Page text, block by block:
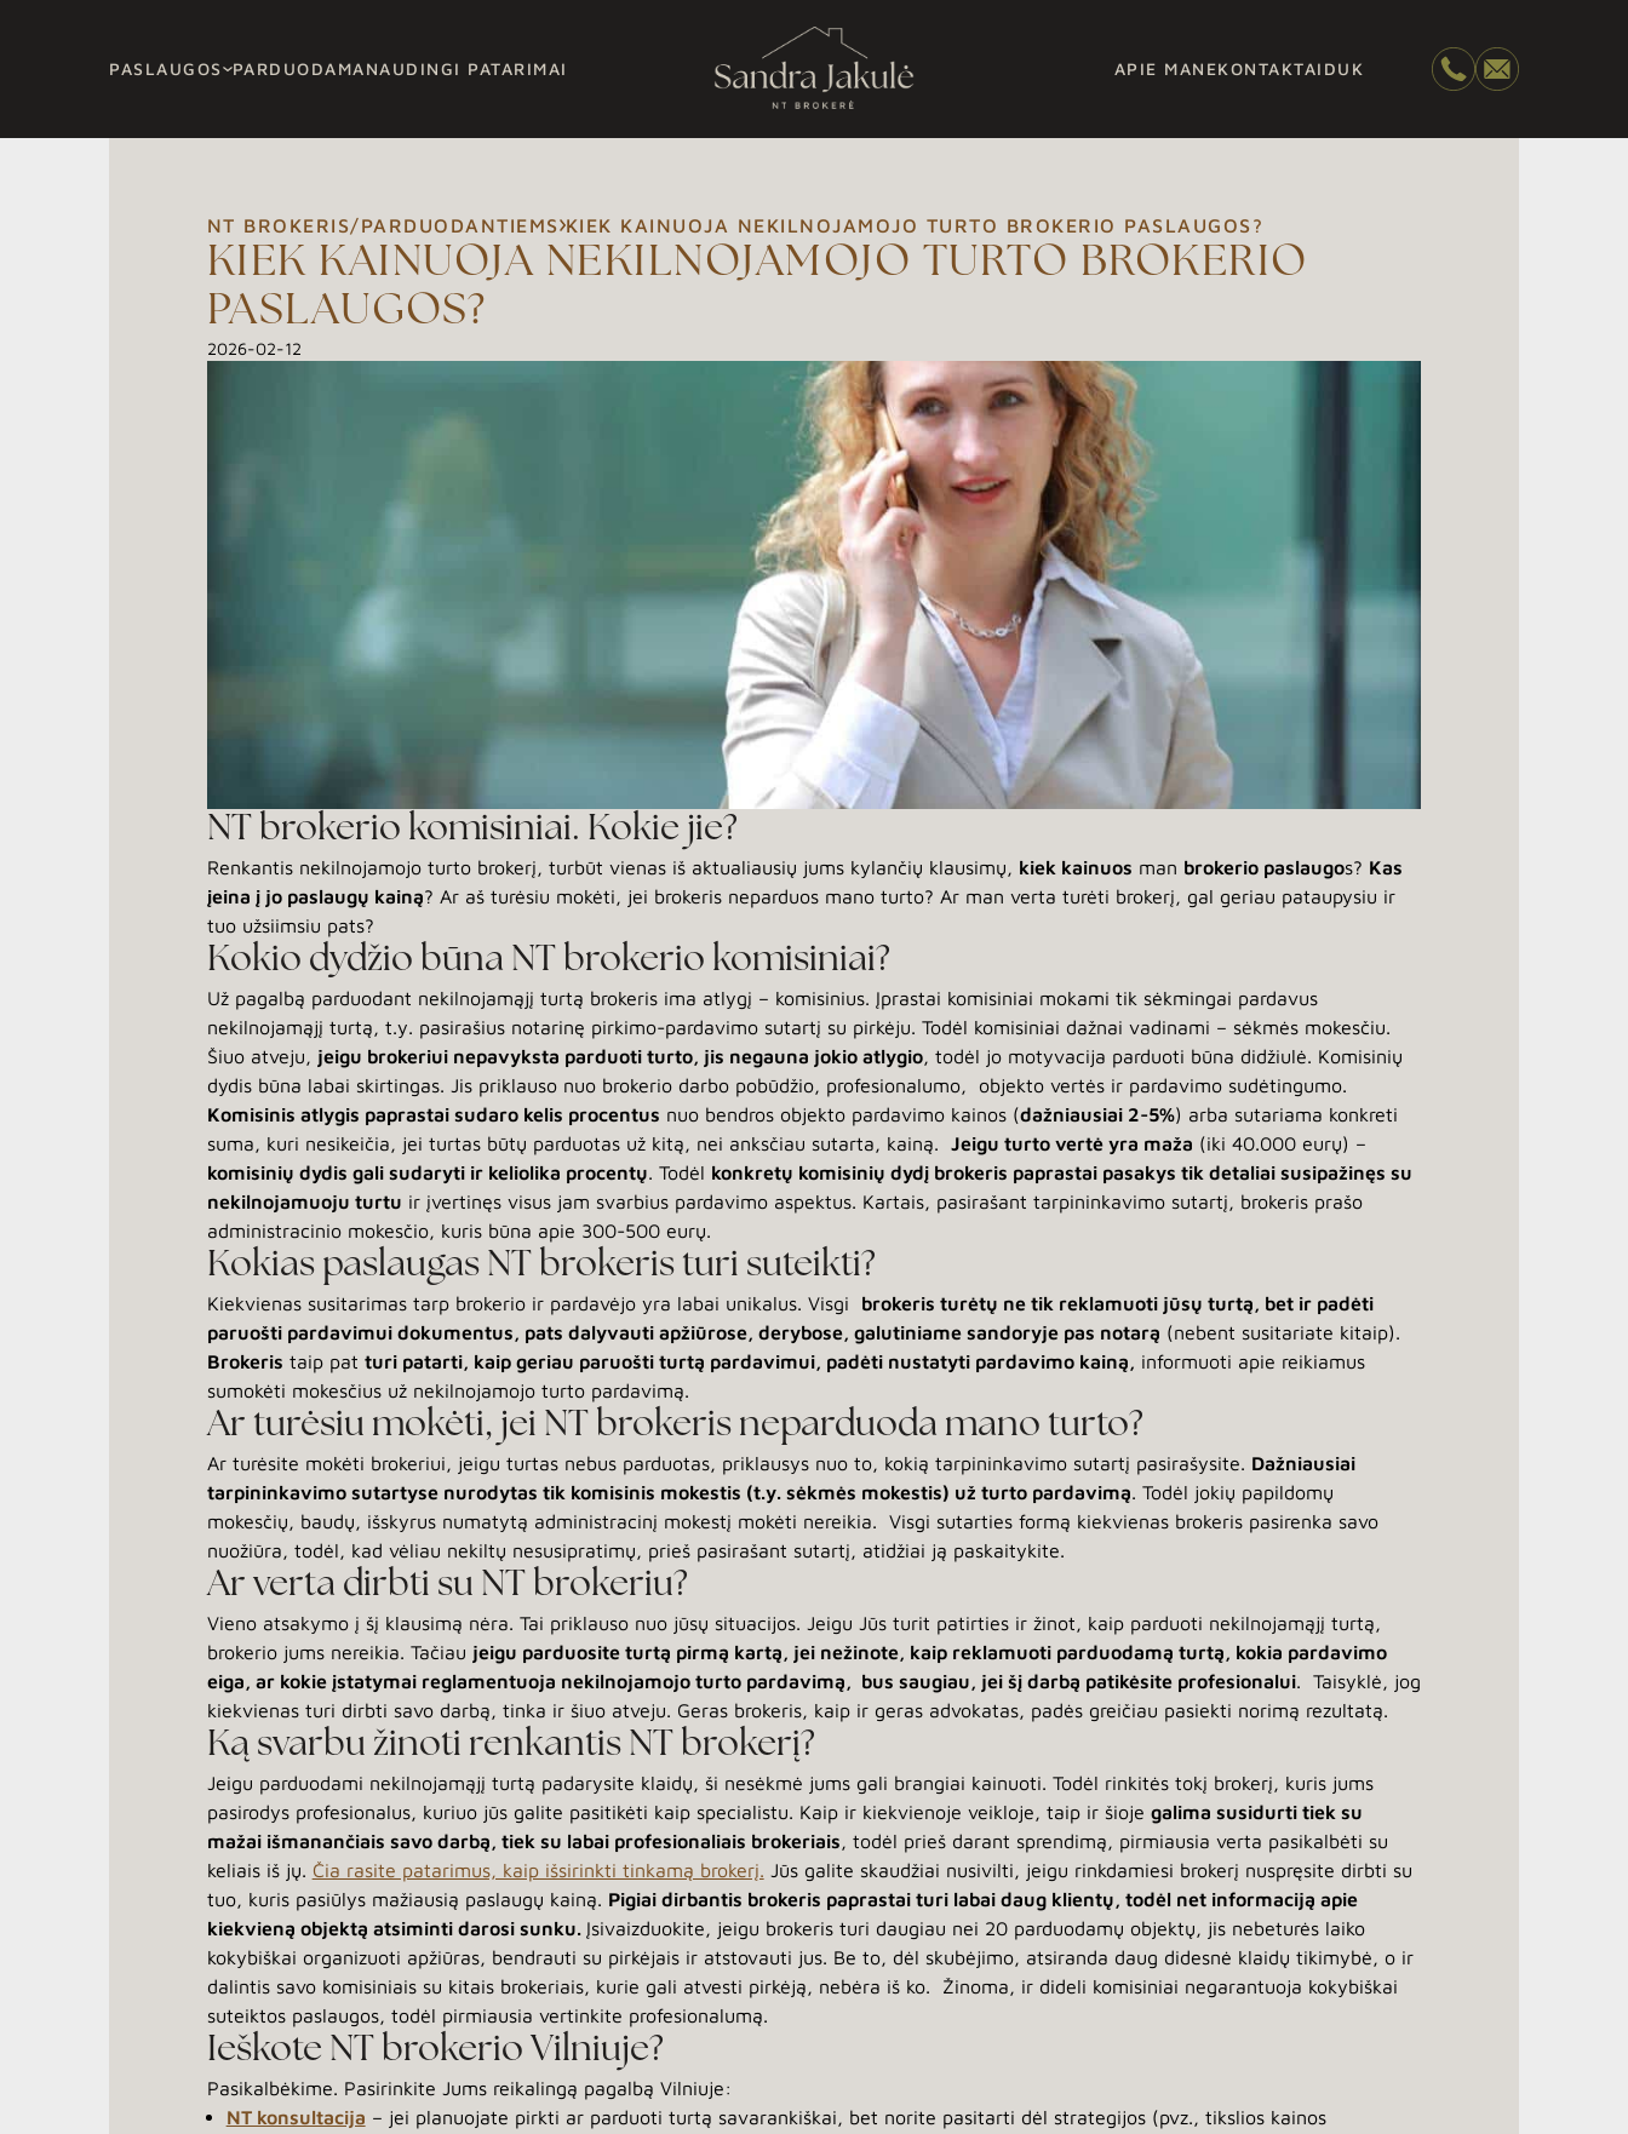
PASLAUGOS PARDUODAMANAUDINGI PATARIMAI APIE MANEKONTAKTAI DUK
NT BROKERIS/PARDUODANTIEMS KIEK KAINUOJA NEKILNOJAMOJO TURTO BROKERIO PASLAUGOS?
KIEK KAINUOJA NEKILNOJAMOJO TURTO BROKERIO
PASLAUGOS?
2026-02-12
NT brokerio komisiniai. Kokie jie?
Renkantis nekilnojamojo turto brokerį, turbūt vienas iš aktualiausių jums kylančių klausimų, kiek kainuos man brokerio paslaugos? Kas
įeina į jo paslaugų kainą? Ar aš turėsiu mokėti, jei brokeris neparduos mano turto? Ar man verta turėti brokerį, gal geriau pataupysiu ir
tuo užsiimsiu pats?
Kokio dydžio būna NT brokerio komisiniai?
Už pagalbą parduodant nekilnojamąjį turtą brokeris ima atlygį – komisinius. Įprastai komisiniai mokami tik sėkmingai pardavus
nekilnojamąjį turtą, t.y. pasirašius notarinę pirkimo-pardavimo sutartį su pirkėju. Todėl komisiniai dažnai vadinami – sėkmės mokesčiu.
Šiuo atveju, jeigu brokeriui nepavyksta parduoti turto, jis negauna jokio atlygio, todėl jo motyvacija parduoti būna didžiulė. Komisinių
dydis būna labai skirtingas. Jis priklauso nuo brokerio darbo pobūdžio, profesionalumo, objekto vertės ir pardavimo sudėtingumo.
Komisinis atlygis paprastai sudaro kelis procentus nuo bendros objekto pardavimo kainos (dažniausiai 2-5%) arba sutariama konkreti
suma, kuri nesikeičia, jei turtas būtų parduotas už kitą, nei anksčiau sutarta, kainą. Jeigu turto vertė yra maža (iki 40.000 eurų) –
komisinių dydis gali sudaryti ir keliolika procentų. Todėl konkretų komisinių dydį brokeris paprastai pasakys tik detaliai susipažinęs su
nekilnojamuoju turtu ir įvertinęs visus jam svarbius pardavimo aspektus. Kartais, pasirašant tarpininkavimo sutartį, brokeris prašo
administracinio mokesčio, kuris būna apie 300-500 eurų.
Kokias paslaugas NT brokeris turi suteikti?
Kiekvienas susitarimas tarp brokerio ir pardavėjo yra labai unikalus. Visgi brokeris turėtų ne tik reklamuoti jūsų turtą, bet ir padėti
paruošti pardavimui dokumentus, pats dalyvauti apžiūrose, derybose, galutiniame sandoryje pas notarą (nebent susitariate kitaip).
Brokeris taip pat turi patarti, kaip geriau paruošti turtą pardavimui, padėti nustatyti pardavimo kainą, informuoti apie reikiamus
sumokėti mokesčius už nekilnojamojo turto pardavimą.
Ar turėsiu mokėti, jei NT brokeris neparduoda mano turto?
Ar turėsite mokėti brokeriui, jeigu turtas nebus parduotas, priklausys nuo to, kokią tarpininkavimo sutartį pasirašysite. Dažniausiai
tarpininkavimo sutartyse nurodytas tik komisinis mokestis (t.y. sėkmės mokestis) už turto pardavimą. Todėl jokių papildomų
mokesčių, baudų, išskyrus numatytą administracinį mokestį mokėti nereikia. Visgi sutarties formą kiekvienas brokeris pasirenka savo
nuožiūra, todėl, kad vėliau nekiltų nesusipratimų, prieš pasirašant sutartį, atidžiai ją paskaitykite.
Ar verta dirbti su NT brokeriu?
Vieno atsakymo į šį klausimą nėra. Tai priklauso nuo jūsų situacijos. Jeigu Jūs turit patirties ir žinot, kaip parduoti nekilnojamąjį turtą,
brokerio jums nereikia. Tačiau jeigu parduosite turtą pirmą kartą, jei nežinote, kaip reklamuoti parduodamą turtą, kokia pardavimo
eiga, ar kokie įstatymai reglamentuoja nekilnojamojo turto pardavimą, bus saugiau, jei šį darbą patikėsite profesionalui. Taisyklė, jog
kiekvienas turi dirbti savo darbą, tinka ir šiuo atveju. Geras brokeris, kaip ir geras advokatas, padės greičiau pasiekti norimą rezultatą.
Ką svarbu žinoti renkantis NT brokerį?
Jeigu parduodami nekilnojamąjį turtą padarysite klaidų, ši nesėkmė jums gali brangiai kainuoti. Todėl rinkitės tokį brokerį, kuris jums
pasirodys profesionalus, kuriuo jūs galite pasitikėti kaip specialistu. Kaip ir kiekvienoje veikloje, taip ir šioje galima susidurti tiek su
mažai išmanančiais savo darbą, tiek su labai profesionaliais brokeriais, todėl prieš darant sprendimą, pirmiausia verta pasikalbėti su
keliais iš jų. Čia rasite patarimus, kaip išsirinkti tinkamą brokerį. Jūs galite skaudžiai nusivilti, jeigu rinkdamiesi brokerį nuspręsite dirbti su
tuo, kuris pasiūlys mažiausią paslaugų kainą. Pigiai dirbantis brokeris paprastai turi labai daug klientų, todėl net informaciją apie
kiekvieną objektą atsiminti darosi sunku. Įsivaizduokite, jeigu brokeris turi daugiau nei 20 parduodamų objektų, jis nebeturės laiko
kokybiškai organizuoti apžiūras, bendrauti su pirkėjais ir atstovauti jus. Be to, dėl skubėjimo, atsiranda daug didesnė klaidų tikimybė, o ir
dalintis savo komisiniais su kitais brokeriais, kurie gali atvesti pirkėją, nebėra iš ko. Žinoma, ir dideli komisiniai negarantuoja kokybiškai
suteiktos paslaugos, todėl pirmiausia vertinkite profesionalumą.
Ieškote NT brokerio Vilniuje?
Pasikalbėkime. Pasirinkite Jums reikalingą pagalbą Vilniuje:
NT konsultacija – jei planuojate pirkti ar parduoti turtą savarankiškai, bet norite pasitarti dėl strategijos (pvz., tikslios kainos